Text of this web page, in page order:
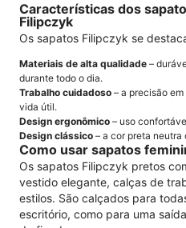
Características dos
Filipczyk
Os sapatos Filipczyk se
Materiais de alta qualidade –
durante todo o dia.
Trabalho cuidadoso – a precisão
vida útil.
Design ergonômico – uso
Design clássico – a cor preta neutra
Como usar sapatos
Os sapatos Filipczyk pretos
vestido elegante, calças de
estilos. São calçados para
escritório, como para uma